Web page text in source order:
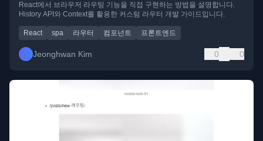
React에서 브라우저 라우팅 기능을 직접 구현하는 방법을 설명합니다.
History API와 Context를 활용한 커스텀 라우터 개발 가이드입니다.
React spa 라우터 컴포넌트 프론트엔드
Jeonghwan Kim 0 0